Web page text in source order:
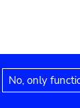
No, only